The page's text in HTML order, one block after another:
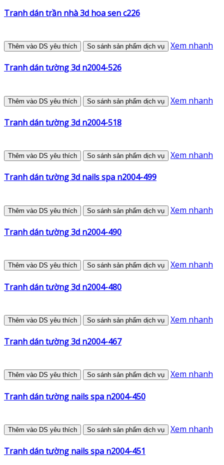
Tranh dán trần nhà 3d hoa sen c226
Thêm vào DS yêu thích So sánh sản phẩm dịch vụ Xem nhanh
Tranh dán tường 3d n2004-526
Thêm vào DS yêu thích So sánh sản phẩm dịch vụ Xem nhanh
Tranh dán tường 3d n2004-518
Thêm vào DS yêu thích So sánh sản phẩm dịch vụ Xem nhanh
Tranh dán tường 3d nails spa n2004-499
Thêm vào DS yêu thích So sánh sản phẩm dịch vụ Xem nhanh
Tranh dán tường 3d n2004-490
Thêm vào DS yêu thích So sánh sản phẩm dịch vụ Xem nhanh
Tranh dán tường 3d n2004-480
Thêm vào DS yêu thích So sánh sản phẩm dịch vụ Xem nhanh
Tranh dán tường 3d n2004-467
Thêm vào DS yêu thích So sánh sản phẩm dịch vụ Xem nhanh
Tranh dán tường nails spa n2004-450
Thêm vào DS yêu thích So sánh sản phẩm dịch vụ Xem nhanh
Tranh dán tường nails spa n2004-451